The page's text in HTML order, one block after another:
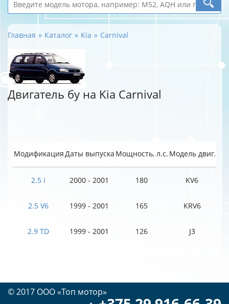
Главная Каталог Kia Carnival
Двигатель бу на Kia Carnival
МодификацияДаты выпуска Мощность, л.с. Модель двиг.
2.5 i 2000 - 2001 180 KV6
2.5 V6 1999 - 2001 165 KRV6
2.9 TD 1999 - 2001 126 J3
© 2017 OOO «Топ мотор»